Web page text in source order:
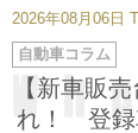
2026年08月06日
【新車販
れ！ 登録
カ
テ
自動車コラム